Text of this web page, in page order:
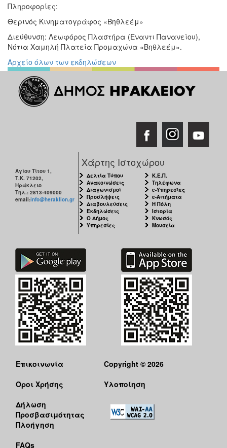
Πληροφορίες:
Θερινός Κινηματογράφος «Βηθλεέμ»
Διεύθυνση: Λεωφόρος Πλαστήρα (Έναντι Πανανείου),
Νότια Χαμηλή Πλατεία Προμαχώνα «Βηθλεέμ».
Αρχείο όλων των εκδηλώσεων
Αγίου Τίτου 1,
Τ.Κ. 71202,
Ηράκλειο
Τηλ.: 2813-409000
email:info@heraklion.gr
Χάρτης Ιστοχώρου
Δελτία Τύπου
Ανακοινώσεις
Διαγωνισμοί
Προσλήψεις
Διαβουλεύσεις
Εκδηλώσεις
Ο Δήμος
Υπηρεσίες
Κ.Ε.Π.
Τηλέφωνα
e-Υπηρεσίες
e-Αιτήματα
Η Πόλη
Ιστορία
Κνωσός
Μουσεία
Επικοινωνία
Όροι Χρήσης
Δήλωση
Προσβασιμότητας
Πλοήγηση
FAQs
Copyright © 2026
Υλοποίηση